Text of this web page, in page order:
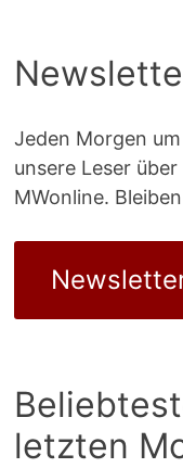
Jeden Morgen
unsere Leser
MWonline.
letzten